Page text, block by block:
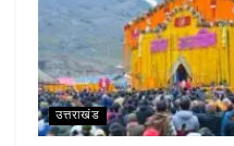
उत्तराखंड